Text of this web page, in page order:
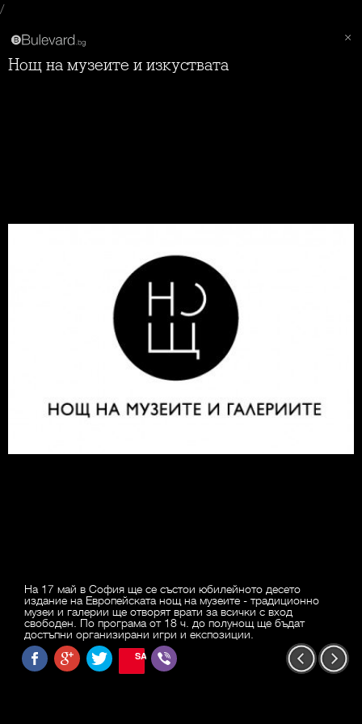
/
Нощ на музеите и изкуствата
На 17 май в София ще се състои юбилейното десето
издание на Европейската нощ на музеите - традиционно
музеи и галерии ще отворят врати за всички с вход
свободен. По програма от 18 ч. до полунощ ще бъдат
достъпни организирани игри и експозиции.
SAVE